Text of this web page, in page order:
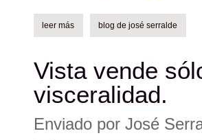
leer más sobre a story of healing,
blog de josé serralde
Vista vende
visceralidad.
Enviado por José